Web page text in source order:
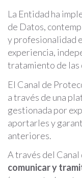
La Entidad ha
de Datos,
y profesionalidad
experiencia,
tratamiento de las
El Canal de
a través de una
gestionada por
aportarles y
anteriores.
A través del
comunicar y